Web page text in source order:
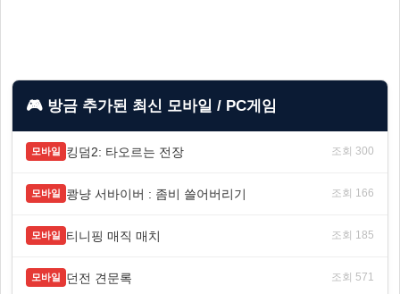
🎮 방금 추가된 최신 모바일 / PC게임
모바일 킹덤2: 타오르는 전장 조회 300
모바일 쾅냥 서바이버 : 좀비 쓸어버리기 조회 166
모바일 티니핑 매직 매치 조회 185
모바일 던전 견문록 조회 571